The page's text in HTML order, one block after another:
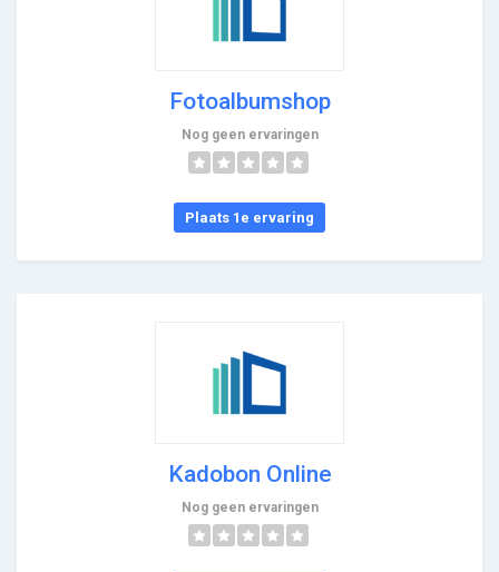
Fotoalbumshop
Nog geen ervaringen
Plaats 1e ervaring
Kadobon Online
Nog geen ervaringen